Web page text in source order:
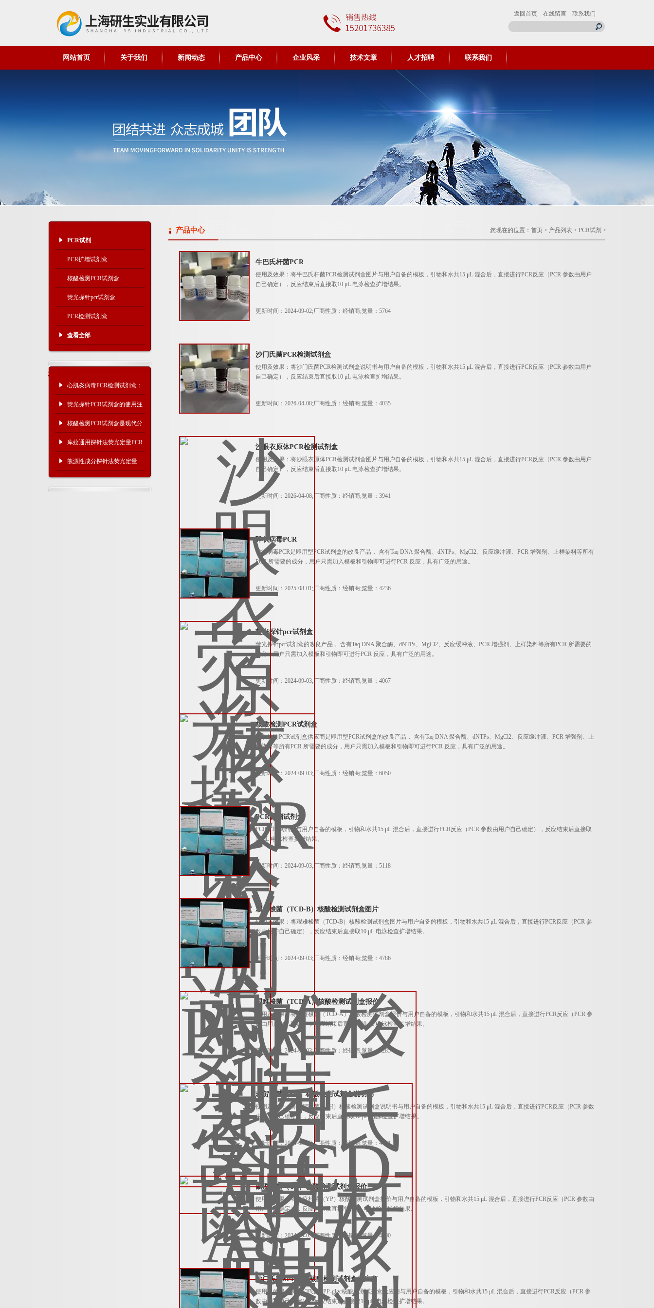
返回首页 在线留言 联系我们
网站首页 关于我们 新闻动态 产品中心 企业风采 技术文章 人才招聘 联系我们
PCR试剂
PCR扩增试剂盒
核酸检测PCR试剂盒
荧光探针pcr试剂盒
PCR检测试剂盒
查看全部
相关文章
心肌炎病毒PCR检测试剂盒：
一份基因层面的诊断参考
荧光探针PCR试剂盒的使用注
意事项
核酸检测PCR试剂盒是现代分
子生物学技术的重要应用
库蚊通用探针法荧光定量PCR
试剂盒使用方法
熊源性成分探针法荧光定量
PCR试剂盒实验注意事项
产品中心 您现在的位置： 首页 > 产品列表 > PCR试剂 >
牛巴氏杆菌PCR
使用及效果：将牛巴氏杆菌PCR检测试剂盒图片与用户自备的模板，引物和水共15 μL 混合后，直接进行PCR反应（PCR 参数由用户
自己确定），反应结束后直接取10 μL 电泳检查扩增结果。
更新时间：2024-09-02;厂商性质：经销商;览量：5764
沙门氏菌PCR检测试剂盒
使用及效果：将沙门氏菌PCR检测试剂盒说明书与用户自备的模板，引物和水共15 μL 混合后，直接进行PCR反应（PCR 参数由用户
自己确定），反应结束后直接取10 μL 电泳检查扩增结果。
更新时间：2026-04-08;厂商性质：经销商;览量：4035
沙眼衣原体PCR检测试剂盒
使用及效果：将沙眼衣原体PCR检测试剂盒图片与用户自备的模板，引物和水共15 μL 混合后，直接进行PCR反应（PCR 参数由用户
自己确定），反应结束后直接取10 μL 电泳检查扩增结果。
更新时间：2026-04-08;厂商性质：经销商;览量：3941
弹状病毒PCR
弹状病毒PCR是即用型PCR试剂盒的改良产品， 含有Taq DNA 聚合酶、dNTPs、MgCl2、反应缓冲液、PCR 增强剂、上样染料等所有
PCR 所需要的成分，用户只需加入模板和引物即可进行PCR 反应，具有广泛的用途。
更新时间：2025-08-01;厂商性质：经销商;览量：4236
荧光探针pcr试剂盒
荧光探针pcr试剂盒的改良产品， 含有Taq DNA 聚合酶、dNTPs、MgCl2、反应缓冲液、PCR 增强剂、上样染料等所有PCR 所需要的
成分，用户只需加入模板和引物即可进行PCR 反应，具有广泛的用途。
更新时间：2024-09-03;厂商性质：经销商;览量：4067
核酸检测PCR试剂盒
核酸检测PCR试剂盒供应商是即用型PCR试剂盒的改良产品， 含有Taq DNA 聚合酶、dNTPs、MgCl2、反应缓冲液、PCR 增强剂、上
样染料等所有PCR 所需要的成分，用户只需加入模板和引物即可进行PCR 反应，具有广泛的用途。
更新时间：2024-09-03;厂商性质：经销商;览量：6050
PCR扩增试剂盒
PCR扩增试剂盒与用户自备的模板，引物和水共15 μL 混合后，直接进行PCR反应（PCR 参数由用户自己确定），反应结束后直接取
10 μL 电泳检查扩增结果。
更新时间：2024-09-03;厂商性质：经销商;览量：5118
艰难梭菌（TCD-B）核酸检测试剂盒图片
使用及效果：将艰难梭菌（TCD-B）核酸检测试剂盒图片与用户自备的模板，引物和水共15 μL 混合后，直接进行PCR反应（PCR 参
数由用户自己确定），反应结束后直接取10 μL 电泳检查扩增结果。
更新时间：2024-09-03;厂商性质：经销商;览量：4786
艰难梭菌（TCD-A）核酸检测试剂盒报价
使用及效果：将艰难梭菌（TCD-A）核酸检测试剂盒报价与用户自备的模板，引物和水共15 μL 混合后，直接进行PCR反应（PCR 参
数由用户自己确定），反应结束后直接取10 μL 电泳检查扩增结果。
更新时间：2024-09-03;厂商性质：经销商;览量：4285
志贺氏菌（SH）核酸检测试剂盒说明书
使用及效果：将志贺氏菌（SH）核酸检测试剂盒说明书与用户自备的模板，引物和水共15 μL 混合后，直接进行PCR反应（PCR 参数
由用户自己确定），反应结束后直接取10 μL 电泳检查扩增结果。
更新时间：2024-09-03;厂商性质：经销商;览量：4481
鼠疫杆菌（YP）核酸检测试剂盒报价
使用及效果：将鼠疫杆菌（YP）核酸检测试剂盒报价与用户自备的模板，引物和水共15 μL 混合后，直接进行PCR反应（PCR 参数由
用户自己确定），反应结束后直接取10 μL 电泳检查扩增结果。
更新时间：2024-09-03;厂商性质：经销商;览量：4000
沙门氏菌SPP-glgc核酸检测试剂盒供应商
使用及效果：将沙门氏菌SPP-glgc核酸检测试剂盒供应商与用户自备的模板，引物和水共15 μL 混合后，直接进行PCR反应（PCR 参
数由用户自己确定），反应结束后直接取10 μL 电泳检查扩增结果。